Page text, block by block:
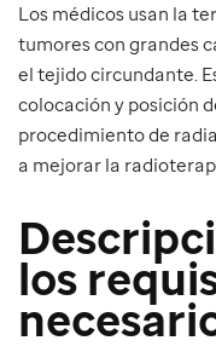
Los médicos usan la
tumores con grandes
el tejido circundante.
colocación y posición
procedimiento de
a mejorar la
los